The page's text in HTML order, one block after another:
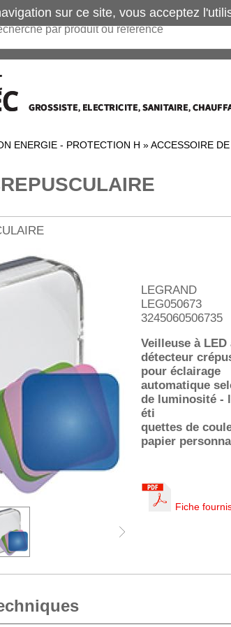
ENERGIE - PROTECTION H »ACCESSOIRE
LEGRAND
LEG050673
3245060506735
Veilleuse à LED
détecteur
pour éclairage
automatique
de luminosité -
éti
quettes de
papier
Fiche
sur ce site, vous acceptez